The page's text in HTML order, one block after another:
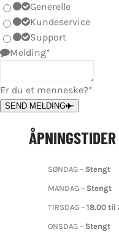
Generelle
Kundeservice
Support
Melding*
Er du et menneske?*
SEND MELDING
ÅPNINGSTIDER
SØNDAG – Stengt
MANDAG – Stengt
TIRSDAG – 18.00 til
ONSDAG – Stengt